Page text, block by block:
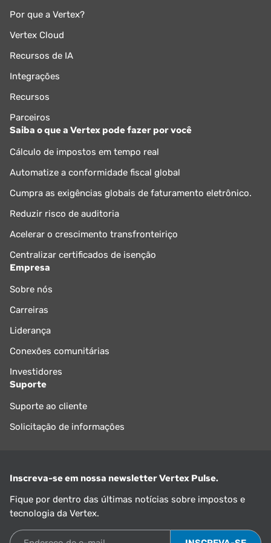
Por que a Vertex?
Vertex Cloud
Recursos de IA
Integrações
Recursos
Parceiros
Saiba o que a Vertex pode fazer por você
Cálculo de impostos em tempo real
Automatize a conformidade fiscal global
Cumpra as exigências globais de faturamento eletrônico.
Reduzir risco de auditoria
Acelerar o crescimento transfronteiriço
Centralizar certificados de isenção
Empresa
Sobre nós
Carreiras
Liderança
Conexões comunitárias
Investidores
Suporte
Suporte ao cliente
Solicitação de informações
Inscreva-se em nossa newsletter Vertex Pulse.
Fique por dentro das últimas notícias sobre impostos e
tecnologia da Vertex.
Endereço de e-mail